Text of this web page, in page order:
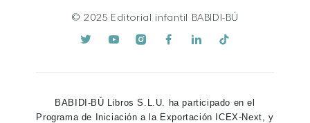
© 2025 Editorial infantil BABIDI-BÚ
BABIDI-BÚ Libros S.L.U. ha participado en el
Programa de Iniciación a la Exportación ICEX-Next, y